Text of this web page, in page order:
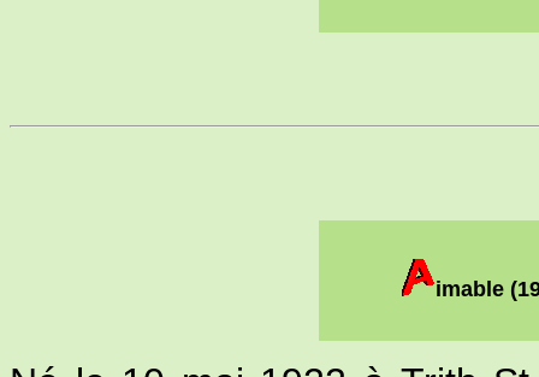
imable